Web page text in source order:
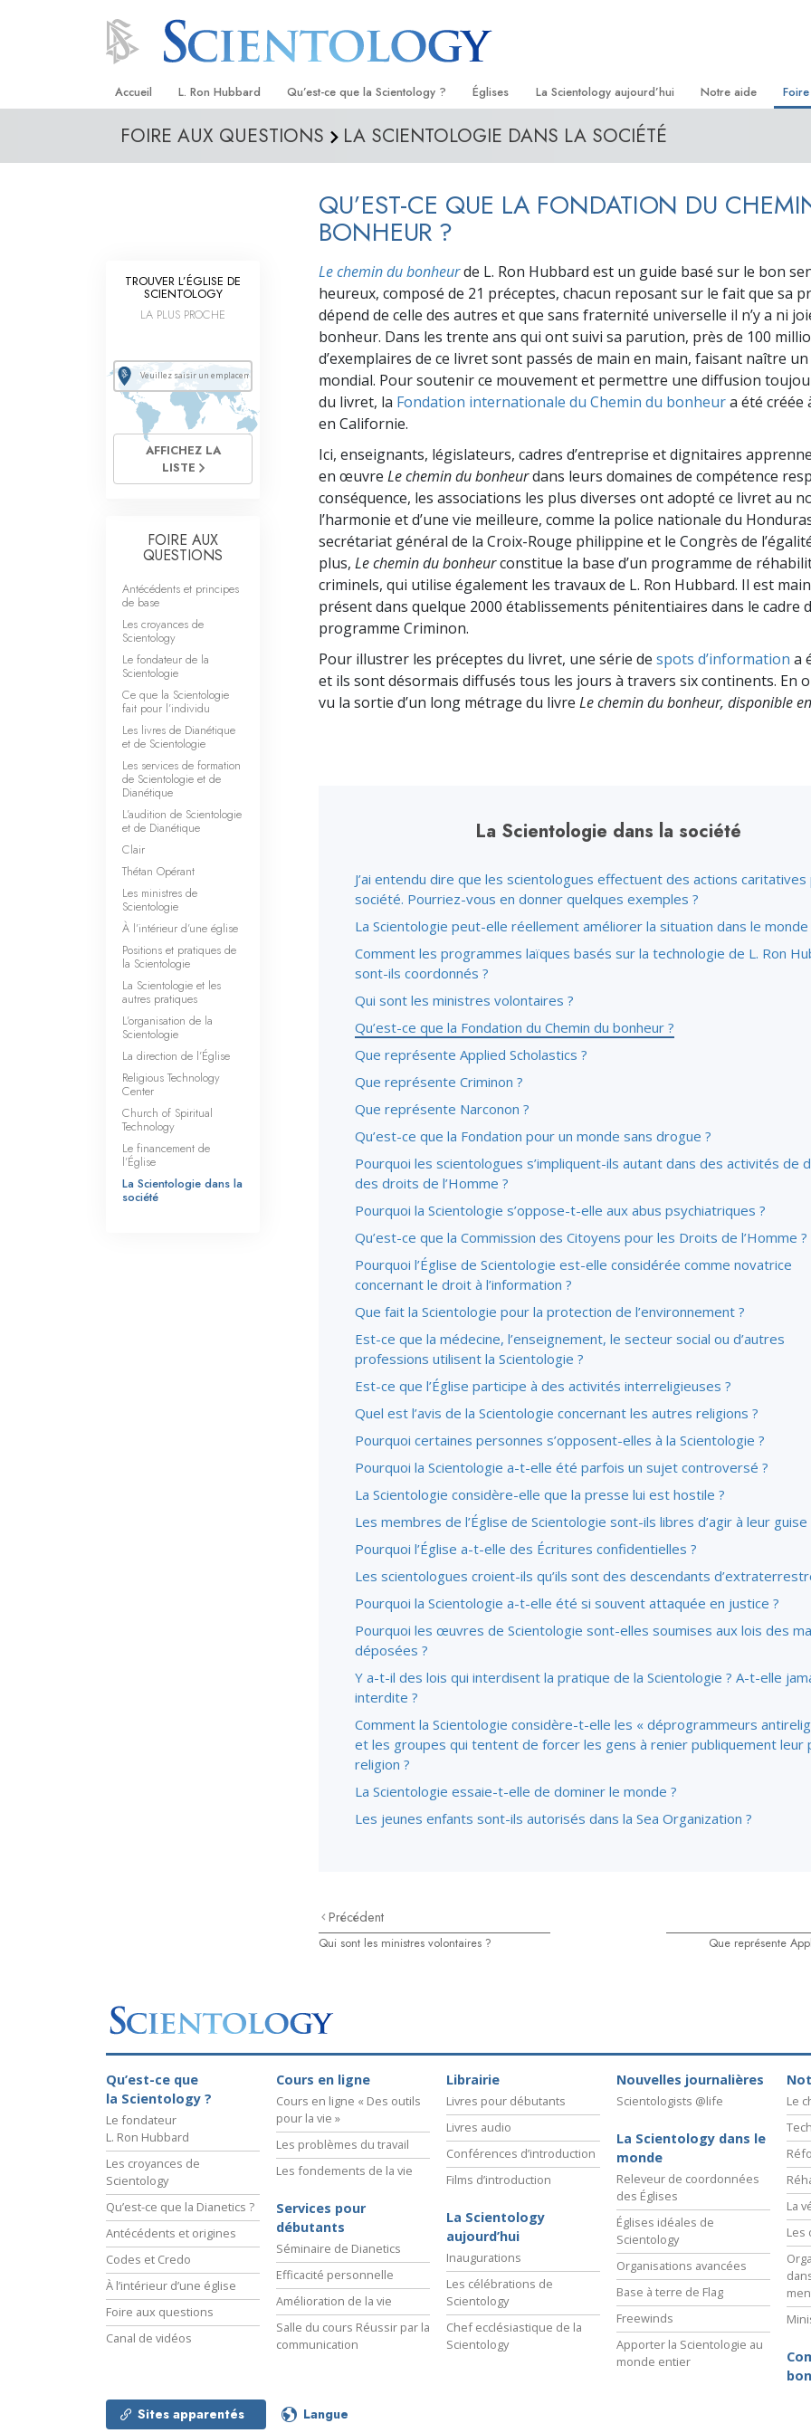
Accueil L. Ron Hubbard Qu’est-ce que la Scientology ?
Croyances et pratiques
Les scientologues et la Scientologie
Rencontrez un scientologue
À l’intérieur d’une église
Les principes de base de la
Scientologie
La Dianétique : Une introduction
Amour et haine –
Qu’est-ce que la grandeur ?
Églises
Trouver une Église
Organisations avancées
Freewinds
Apporter la Scientologie au monde
entier
La Scientology aujourd’hui
Inaugurations
David Miscavige — Chef ecclésiastique
Notre aide
Criminon
La vérité sur la
Tous unis pour les
La Commission des
Droits de l’Homme
Les ministres
FOIRE AUX QUESTIONS LA SCIENTOLOGIE DANS LA SOCIÉTÉ
QU’EST-CE QUE LA FONDATION DU
BONHEUR ?
Le chemin du bonheurde L. Ron Hubbard est un guide basé sur le bon
heureux, composé de 21 préceptes, chacun reposant sur le fait que sa
dépend de celle des autres et que sans fraternité universelle il n’y a ni
bonheur. Dans les trente ans qui ont suivi sa parution, près de 100
d’exemplaires de ce livret sont passés de main en main, faisant naître
mondial. Pour soutenir ce mouvement et permettre une diffusion
du livret, la Fondation internationale du Chemin du bonheura été créée
en Californie.
Ici, enseignants, législateurs, cadres d’entreprise et dignitaires
en œuvre Le chemin du bonheurdans leurs domaines de compétence
conséquence, les associations les plus diverses ont adopté ce livret au
l’harmonie et d’une vie meilleure, comme la police nationale du
secrétariat général de la Croix-Rouge philippine et le Congrès de
plus, Le chemin du bonheurconstitue la base d’un programme de
criminels, qui utilise également les travaux de L. Ron Hubbard. Il est
présent dans quelque 2000 établissements pénitentiaires dans le cadre
programme Criminon.
Pour illustrer les préceptes du livret, une série de spots d’information a
et ils sont désormais diffusés tous les jours à travers six continents. En
vu la sortie d’un long métrage du livre Le chemin du bonheur, disponible
La Scientologie dans la société
J’ai entendu dire que les scientologues effectuent des actions caritatives
société. Pourriez-vous en donner quelques exemples ?
La Scientologie peut-elle réellement améliorer la situation dans le monde
Comment les programmes laïques basés sur la technologie de L. Ron
sont-ils coordonnés ?
Qui sont les ministres volontaires ?
Qu’est-ce que la Fondation du Chemin du bonheur ?
Que représente Applied Scholastics ?
Que représente Criminon ?
Que représente Narconon ?
Qu’est-ce que la Fondation pour un monde sans drogue ?
Pourquoi les scientologues s’impliquent-ils autant dans des activités de
des droits de l’Homme ?
Pourquoi la Scientologie s’oppose-t-elle aux abus psychiatriques ?
Qu’est-ce que la Commission des Citoyens pour les Droits de l’Homme ?
Pourquoi l’Église de Scientologie est-elle considérée comme novatrice
concernant le droit à l’information ?
Que fait la Scientologie pour la protection de l’environnement ?
Est-ce que la médecine, l’enseignement, le secteur social ou d’autres
professions utilisent la Scientologie ?
Est-ce que l’Église participe à des activités interreligieuses ?
Quel est l’avis de la Scientologie concernant les autres religions ?
Pourquoi certaines personnes s’opposent-elles à la Scientologie ?
Pourquoi la Scientologie a-t-elle été parfois un sujet controversé ?
La Scientologie considère-elle que la presse lui est hostile ?
Les membres de l’Église de Scientologie sont-ils libres d’agir à leur guise
Pourquoi l’Église a-t-elle des Écritures confidentielles ?
Les scientologues croient-ils qu’ils sont des descendants
Pourquoi la Scientologie a-t-elle été si souvent attaquée en justice ?
Pourquoi les œuvres de Scientologie sont-elles soumises aux lois des
déposées ?
Y a-t-il des lois qui interdisent la pratique de la Scientologie ? A-t-elle
interdite ?
Comment la Scientologie considère-t-elle les « déprogrammeurs
et les groupes qui tentent de forcer les gens à renier publiquement leur
religion ?
La Scientologie essaie-t-elle de dominer le monde ?
Les jeunes enfants sont-ils autorisés dans la Sea Organization ?
Précédent
Qui sont les ministres volontaires ? Que représente
TROUVER L’ÉGLISE DE
SCIENTOLOGY
LA PLUS PROCHE
AFFICHEZ LA
LISTE
FOIRE AUX
QUESTIONS
Antécédents et principes
de base
Les croyances de
Scientology
Le fondateur de la
Scientologie
Ce que la Scientologie
fait pour l’individu
Les livres de Dianétique
et de Scientologie
Les services de formation
de Scientologie et de
Dianétique
L’audition de Scientologie
et de Dianétique
Clair
Thétan Opérant
Les ministres de
Scientologie
À l’intérieur d’une église
Positions et pratiques de
la Scientologie
La Scientologie et les
autres pratiques
L’organisation de la
Scientologie
La direction de l’Église
Religious Technology
Center
Church of Spiritual
Technology
Le financement de
l’Église
La Scientologie dans la
société
Qu’est-ce que
la Scientology ?
Le fondateur
L. Ron Hubbard
Les croyances de
Scientology
Qu’est-ce que la Dianetics ?
Antécédents et origines
Codes et Credo
À l’intérieur d’une église
Foire aux questions
Canal de vidéos
Cours en ligne
Cours en ligne « Des outils
pour la vie »
Les problèmes du travail
Les fondements de la vie
Services pour
débutants
Séminaire de Dianetics
Efficacité personnelle
Amélioration de la vie
Salle du cours Réussir par la
communication
Librairie
Livres pour débutants
Livres audio
Conférences d’introduction
Films d’introduction
La Scientology
aujourd’hui
Inaugurations
Les célébrations de
Scientology
Chef ecclésiastique de la
Scientology
Nouvelles journalières
Scientologists @life
La Scientology dans le
monde
Releveur de coordonnées
des Églises
Églises idéales de
Scientology
Organisations avancées
Base à terre de Flag
Freewinds
Apporter la Scientologie au
monde entier
Le
La
Les
Sites apparentés Langue